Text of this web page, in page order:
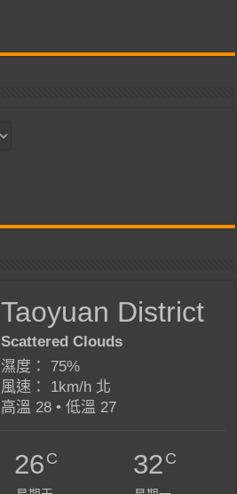
Taoyuan District
Scattered Clouds
濕度： 75%
風速： 1km/h 北
高溫 28 • 低溫 27
26C 32C